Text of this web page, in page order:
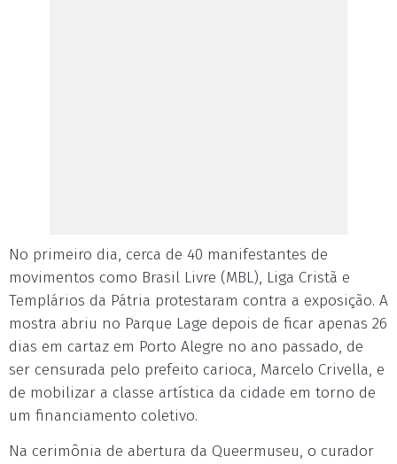
No primeiro dia, cerca de 40 manifestantes de
movimentos como Brasil Livre (MBL), Liga Cristã e
Templários da Pátria protestaram contra a exposição. A
mostra abriu no Parque Lage depois de ficar apenas 26
dias em cartaz em Porto Alegre no ano passado, de
ser censurada pelo prefeito carioca, Marcelo Crivella, e
de mobilizar a classe artística da cidade em torno de
um financiamento coletivo.
Na cerimônia de abertura da Queermuseu, o curador